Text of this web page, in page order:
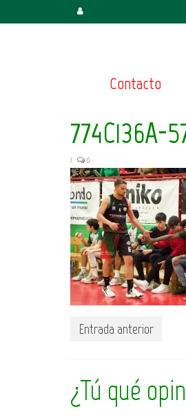
Contacto
774C136A-
| 0
Entrada anterior
¿Tú qué